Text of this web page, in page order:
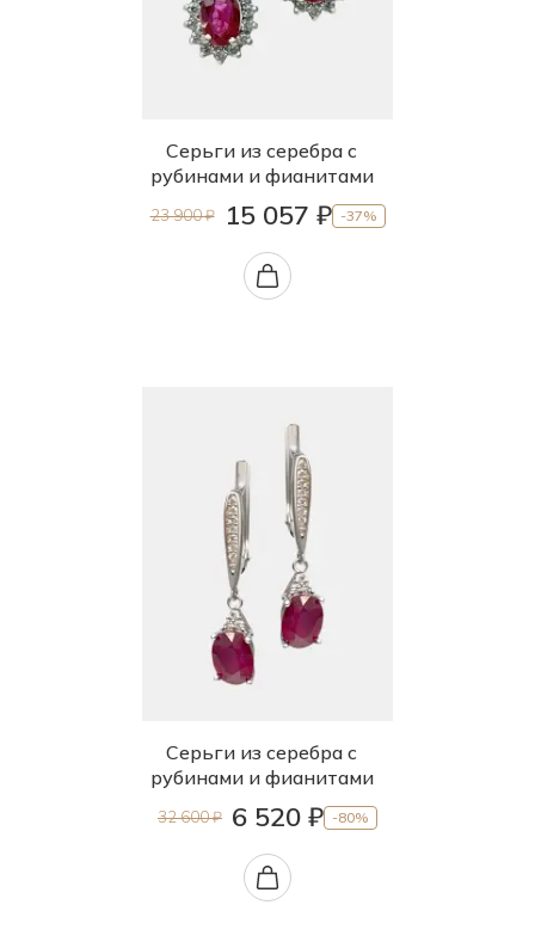
Серьги из серебра с
рубинами и фианитами
23 900 ₽ 15 057 ₽ -37%
Серьги из серебра с
рубинами и фианитами
32 600 ₽ 6 520 ₽ -80%